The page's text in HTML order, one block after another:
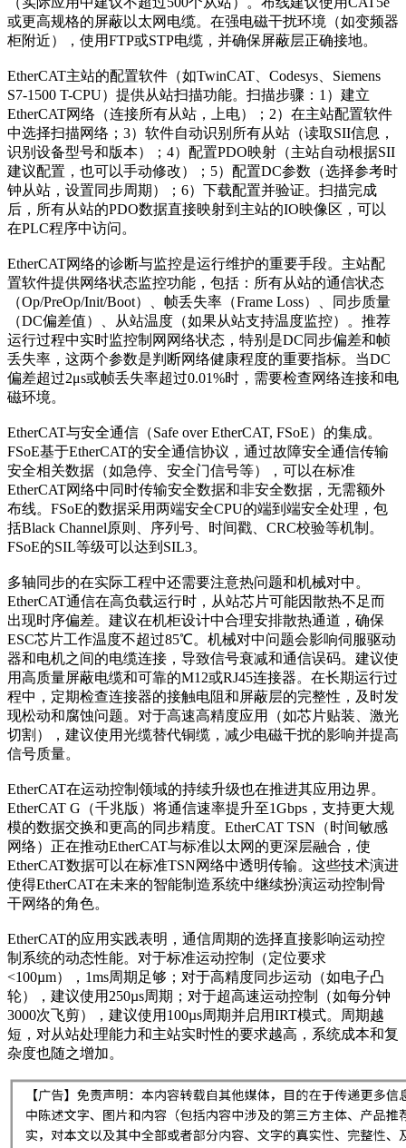
或更高规格的屏蔽以太网电缆。在强电磁干扰环境（如变频器
柜附近），使用FTP或STP电缆，并确保屏蔽层正确接地。
EtherCAT主站的配置软件（如TwinCAT、Codesys、Siemens
S7-1500 T-CPU）提供从站扫描功能。扫描步骤：1）建立
EtherCAT网络（连接所有从站，上电）；2）在主站配置软件
中选择扫描网络；3）软件自动识别所有从站（读取SII信息，
识别设备型号和版本）；4）配置PDO映射（主站自动根据SII
建议配置，也可以手动修改）；5）配置DC参数（选择参考时
钟从站，设置同步周期）；6）下载配置并验证。扫描完成
后，所有从站的PDO数据直接映射到主站的IO映像区，可以
在PLC程序中访问。
EtherCAT网络的诊断与监控是运行维护的重要手段。主站配
置软件提供网络状态监控功能，包括：所有从站的通信状态
（Op/PreOp/Init/Boot）、帧丢失率（Frame Loss）、同步质量
（DC偏差值）、从站温度（如果从站支持温度监控）。推荐
运行过程中实时监控制网网络状态，特别是DC同步偏差和帧
丢失率，这两个参数是判断网络健康程度的重要指标。当DC
偏差超过2μs或帧丢失率超过0.01%时，需要检查网络连接和电
磁环境。
EtherCAT与安全通信（Safe over EtherCAT, FSoE）的集成。
FSoE基于EtherCAT的安全通信协议，通过故障安全通信传输
安全相关数据（如急停、安全门信号等），可以在标准
EtherCAT网络中同时传输安全数据和非安全数据，无需额外
布线。FSoE的数据采用两端安全CPU的端到端安全处理，包
括Black Channel原则、序列号、时间戳、CRC校验等机制。
FSoE的SIL等级可以达到SIL3。
多轴同步的在实际工程中还需要注意热问题和机械对中。
EtherCAT通信在高负载运行时，从站芯片可能因散热不足而
出现时序偏差。建议在机柜设计中合理安排散热通道，确保
ESC芯片工作温度不超过85℃。机械对中问题会影响伺服驱动
器和电机之间的电缆连接，导致信号衰减和通信误码。建议使
用高质量屏蔽电缆和可靠的M12或RJ45连接器。在长期运行过
程中，定期检查连接器的接触电阻和屏蔽层的完整性，及时发
现松动和腐蚀问题。对于高速高精度应用（如芯片贴装、激光
切割），建议使用光缆替代铜缆，减少电磁干扰的影响并提高
信号质量。
EtherCAT在运动控制领域的持续升级也在推进其应用边界。
EtherCAT G（千兆版）将通信速率提升至1Gbps，支持更大规
模的数据交换和更高的同步精度。EtherCAT TSN（时间敏感
网络）正在推动EtherCAT与标准以太网的更深层融合，使
EtherCAT数据可以在标准TSN网络中透明传输。这些技术演进
使得EtherCAT在未来的智能制造系统中继续扮演运动控制骨
干网络的角色。
EtherCAT的应用实践表明，通信周期的选择直接影响运动控
制系统的动态性能。对于标准运动控制（定位要求
<100µm），1ms周期足够；对于高精度同步运动（如电子凸
轮），建议使用250µs周期；对于超高速运动控制（如每分钟
3000次飞剪），建议使用100µs周期并启用IRT模式。周期越
短，对从站处理能力和主站实时性的要求越高，系统成本和复
杂度也随之增加。